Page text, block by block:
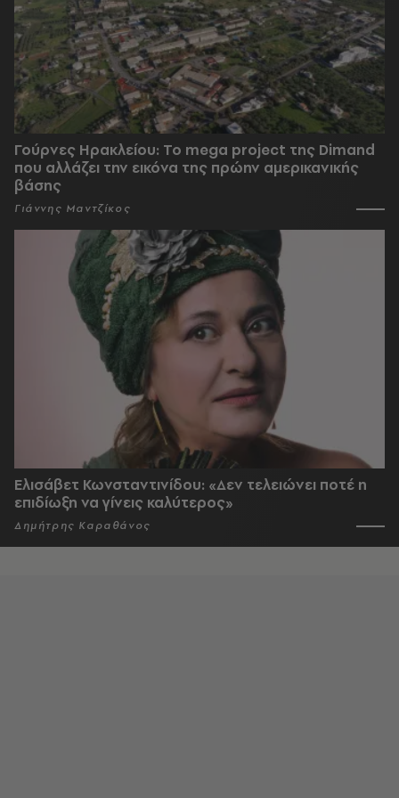
Γούρνες Ηρακλείου: To mega project της Dimand
που αλλάζει την εικόνα της πρώην αμερικανικής
βάσης
Γιάννης Μαντζίκος
Ελισάβετ Κωνσταντινίδου: «Δεν τελειώνει ποτέ η
επιδίωξη να γίνεις καλύτερος»
Δημήτρης Καραθάνος